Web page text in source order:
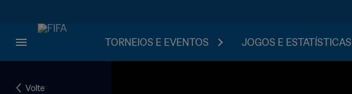
TORNEIOS E EVENTOS JOGOS E ESTATÍSTICAS
Volte